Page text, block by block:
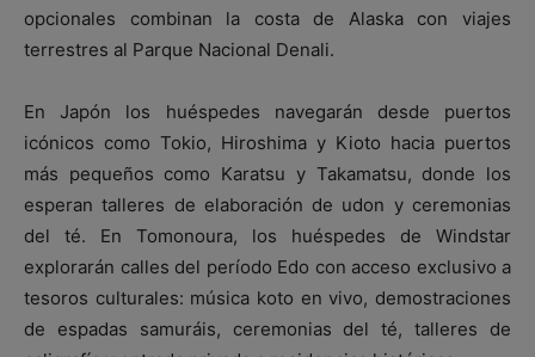
opcionales combinan la costa de Alaska con viajes
terrestres al Parque Nacional Denali.
En Japón los huéspedes navegarán desde puertos
icónicos como Tokio, Hiroshima y Kioto hacia puertos
más pequeños como Karatsu y Takamatsu, donde los
esperan talleres de elaboración de udon y ceremonias
del té. En Tomonoura, los huéspedes de Windstar
explorarán calles del período Edo con acceso exclusivo a
tesoros culturales: música koto en vivo, demostraciones
de espadas samuráis, ceremonias del té, talleres de